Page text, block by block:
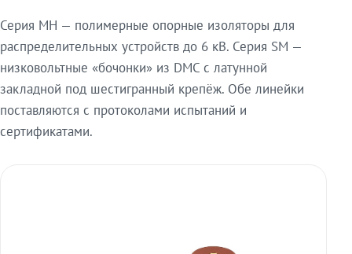
Серия МН — полимерные опорные изоляторы для
распределительных устройств до 6 кВ. Серия SM —
низковольтные «бочонки» из DMC с латунной
закладной под шестигранный крепёж. Обе линейки
поставляются с протоколами испытаний и
сертификатами.